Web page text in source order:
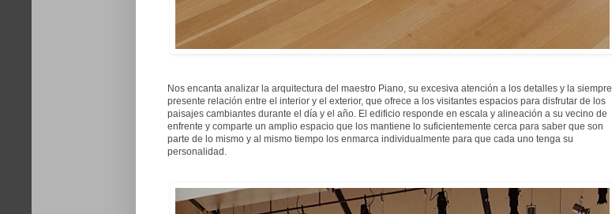
Nos encanta analizar la arquitectura del maestro Piano, su excesiva atención a los detalles y la siempre
presente relación entre el interior y el exterior, que ofrece a los visitantes espacios para disfrutar de los
paisajes cambiantes durante el día y el año. El edificio responde en escala y alineación a su vecino de
enfrente y comparte un amplio espacio que los mantiene lo suficientemente cerca para saber que son
parte de lo mismo y al mismo tiempo los enmarca individualmente para que cada uno tenga su
personalidad.